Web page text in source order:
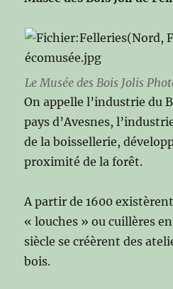
Le Musée des Bois Jolis
On appelle l’industrie du
pays d’Avesnes,
de la boissellerie,
proximité de la forêt.
A partir de 1600
« louches » ou cuillères
siècle se créèrent des
bois.